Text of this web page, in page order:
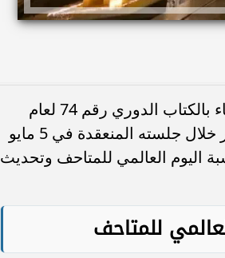
أعلنت غرفة شركات ووكالات السفر والسياحة لشركات الاعضاء بالكتاب الدوري رقم 74 لعام
2026 مجموعة من القرارات الصادرة عن المجلس الأعلى للآثار خلال جلسته المنعقدة في 5 مايو
اليوم العالمي للمتاحف وتحديث
للمتاحف